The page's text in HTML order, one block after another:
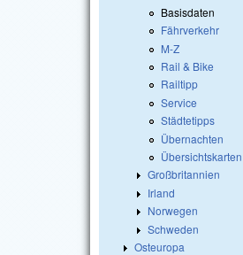
Basisdaten
Fährverkehr
M-Z
Rail & Bike
Railtipp
Service
Städtetipps
Übernachten
Übersichtskarten
Großbritannien
Irland
Norwegen
Schweden
Osteuropa